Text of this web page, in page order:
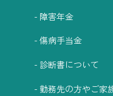
障害年金
傷病手当金
診断書について
勤務先の方やご家